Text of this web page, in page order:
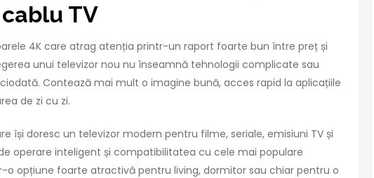
TV
4K care atrag atenția printr-un raport foarte bun între preț și
unui televizor nou nu înseamnă tehnologii complicate sau
Contează mai mult o imagine bună, acces rapid la aplicațiile
de zi cu zi.
își doresc un televizor modern pentru filme, seriale, emisiuni TV și
operare inteligent și compatibilitatea cu cele mai populare
opțiune foarte atractivă pentru living, dormitor sau chiar pentru o